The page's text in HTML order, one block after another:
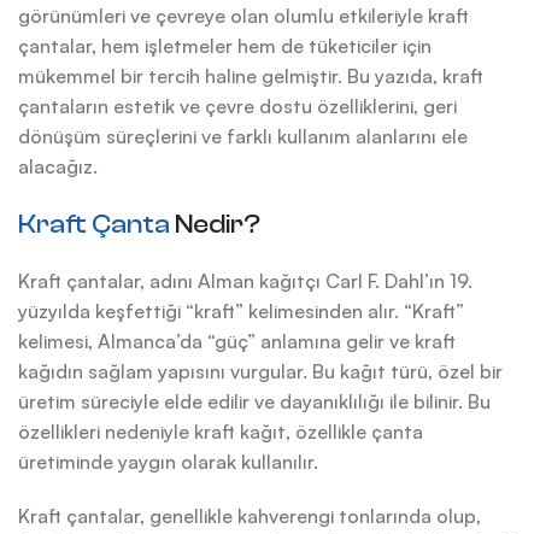
görünümleri ve çevreye olan olumlu etkileriyle kraft
çantalar, hem işletmeler hem de tüketiciler için
mükemmel bir tercih haline gelmiştir. Bu yazıda, kraft
çantaların estetik ve çevre dostu özelliklerini, geri
dönüşüm süreçlerini ve farklı kullanım alanlarını ele
alacağız.
Kraft Çanta Nedir?
Kraft çantalar, adını Alman kağıtçı Carl F. Dahl’ın 19.
yüzyılda keşfettiği “kraft” kelimesinden alır. “Kraft”
kelimesi, Almanca’da “güç” anlamına gelir ve kraft
kağıdın sağlam yapısını vurgular. Bu kağıt türü, özel bir
üretim süreciyle elde edilir ve dayanıklılığı ile bilinir. Bu
özellikleri nedeniyle kraft kağıt, özellikle çanta
üretiminde yaygın olarak kullanılır.
Kraft çantalar, genellikle kahverengi tonlarında olup,